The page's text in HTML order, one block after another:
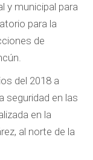
y municipal para
para la
de
del 2018 a
seguridad en las
en la
al norte de la